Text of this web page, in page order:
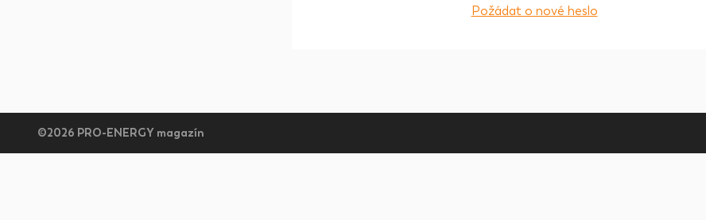
Požádat o nové heslo
©2026 PRO-ENERGY magazín